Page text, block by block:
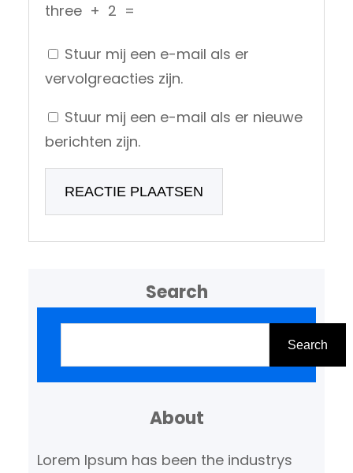
three + 2 =
Stuur mij een e-mail als er
vervolgreacties zijn.
Stuur mij een e-mail als er nieuwe
berichten zijn.
Search
Search
About
Lorem Ipsum has been the industrys